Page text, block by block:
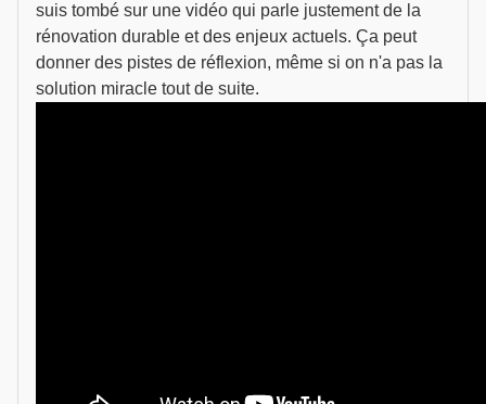
suis tombé sur une vidéo qui parle justement de la
rénovation durable et des enjeux actuels. Ça peut
donner des pistes de réflexion, même si on n'a pas la
solution miracle tout de suite.